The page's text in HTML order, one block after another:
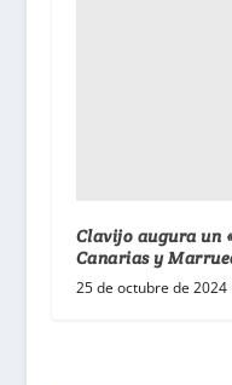
Clavijo augura un
Canarias y
25 de octubre de 2024